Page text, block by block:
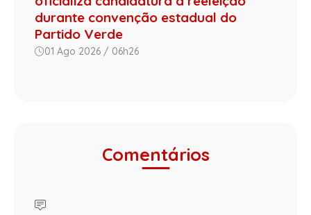
durante convenção estadual do
Partido Verde
01 Ago 2026 / 06h26
Comentários